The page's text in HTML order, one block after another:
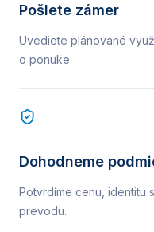
Pošlete zámer
Uvediete plánované
o ponuke.
Dohodneme
Potvrdíme cenu, identitu
prevodu.